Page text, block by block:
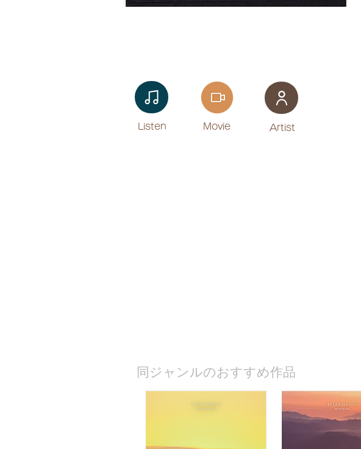
Listen​ Movie ​Artist
​同ジャンルのおすすめ作品